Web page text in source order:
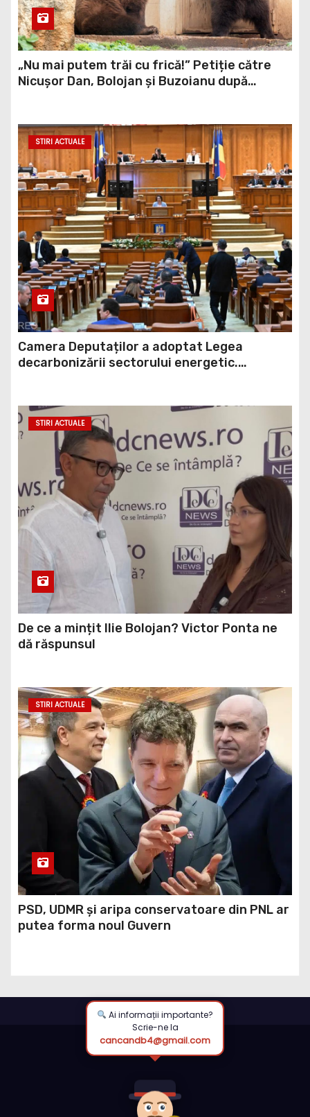
„Nu mai putem trăi cu frică!” Petiție către
Nicușor Dan, Bolojan și Buzoianu după
STIRI ACTUALE
Camera Deputaților a adoptat Legea
decarbonizării sectorului energetic.
STIRI ACTUALE
De ce a mințit Ilie Bolojan? Victor Ponta ne
dă răspunsul
STIRI ACTUALE
PSD, UDMR și aripa conservatoare din PNL ar
putea forma noul Guvern
Ai informații importante?
Scrie-ne la
cancandb4@gmail.com